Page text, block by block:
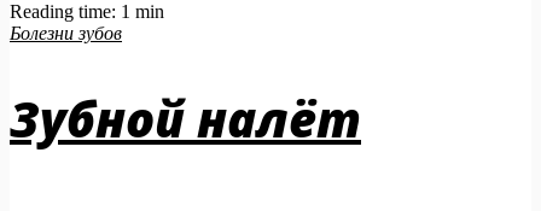
Reading time: 1 min
Болезни зубов
Зубной налёт